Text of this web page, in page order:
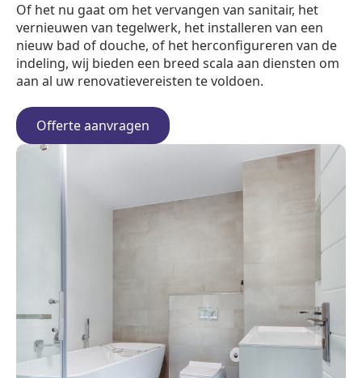
Of het nu gaat om het vervangen van sanitair, het
vernieuwen van tegelwerk, het installeren van een
nieuw bad of douche, of het herconfigureren van de
indeling, wij bieden een breed scala aan diensten om
aan al uw renovatievereisten te voldoen.
Offerte aanvragen